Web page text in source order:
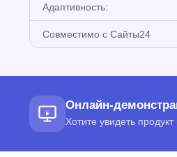
Адаптивность:
Совместимо с Сайты24
Онлайн-
Хотите увидеть